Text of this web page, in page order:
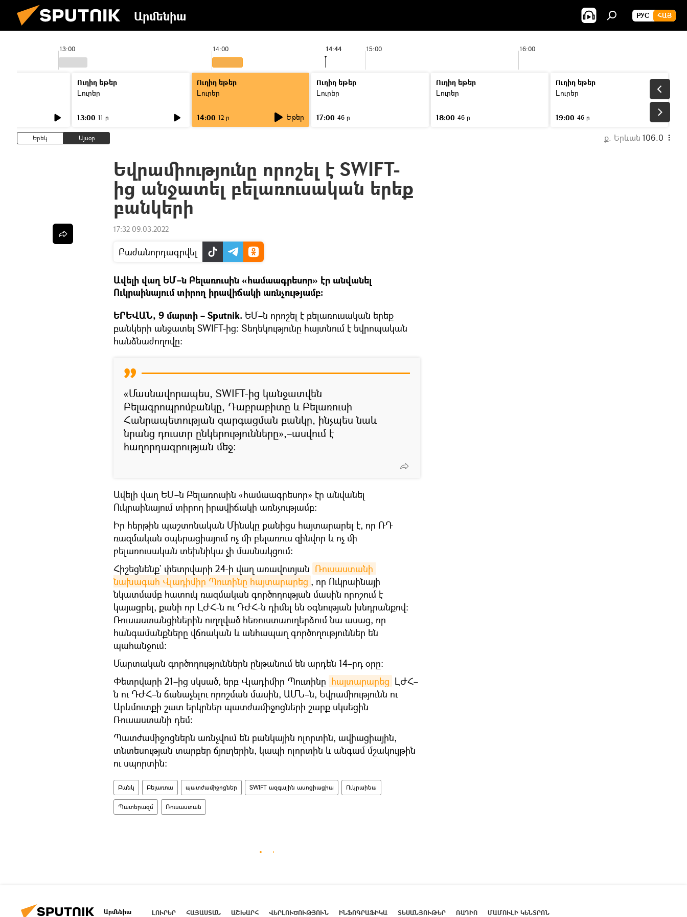
Արմենիա РУС ՀԱՅ
13:00 14:00 15:00 16:00
14:44
Ուղիղ եթեր
Լուրեր
13:00 11 ր
Ուղիղ եթեր
Լուրեր
14:00 12 ր Եթեր
Ուղիղ եթեր
Լուրեր
17:00 46 ր
Ուղիղ եթեր
Լուրեր
18:00 46 ր
Ուղիղ եթեր
Լուրեր
19:00 46 ր
Երեկ Այսօր ք. Երևան 106.0
Եվրամիությունը որոշել է SWIFT-
ից անջատել բելառուսական երեք
բանկերի
17:32 09.03.2022
Բաժանորդագրվել
Ավելի վաղ ԵՄ–ն Բելառուսին «համաագրեսոր» էր անվանել
Ուկրաինայում տիրող իրավիճակի առնչությամբ։
ԵՐԵՎԱՆ, 9 մարտի – Sputnik. ԵՄ–ն որոշել է բելառուսական երեք
բանկերի անջատել SWIFT-ից։ Տեղեկությունը հայտնում է եվրոպական
հանձնաժողովը։
«Մասնավորապես, SWIFT-ից կանջատվեն
Բելագրոպրոմբանկը, Դաբրաբիտը և Բելառուսի
Հանրապետության զարգացման բանկը, ինչպես նաև
նրանց դուստր ընկերությունները»,–ասվում է
հաղորդագրության մեջ։
Ավելի վաղ ԵՄ–ն Բելառուսին «համաագրեսոր» էր անվանել
Ուկրաինայում տիրող իրավիճակի առնչությամբ։
Իր հերթին պաշտոնական Մինսկը քանիցս հայտարարել է, որ ՌԴ
ռազմական օպերացիայում ոչ մի բելառուս զինվոր և ոչ մի
բելառուսական տեխնիկա չի մասնակցում։
Հիշեցնենք` փետրվարի 24-ի վաղ առավոտյան Ռուսաստանի
նախագահ Վլադիմիր Պուտինը հայտարարեց , որ Ուկրաինայի
նկատմամբ հատուկ ռազմական գործողության մասին որոշում է
կայացրել, քանի որ ԼԺՀ-ն ու ԴԺՀ-ն դիմել են օգնության խնդրանքով։
Ռուսաստանցիներին ուղղված հեռուստաուղերձում նա ասաց, որ
հանգամանքները վճռական և անհապաղ գործողություններ են
պահանջում։
Մարտական գործողություններն ընթանում են արդեն 14–րդ օրը։
Փետրվարի 21–ից սկսած, երբ Վլադիմիր Պուտինը հայտարարեց ԼԺՀ–
ն ու ԴԺՀ–ն ճանաչելու որոշման մասին, ԱՄՆ–ն, Եվրամիությունն ու
Արևմուտքի շատ երկրներ պատժամիջոցների շարք սկսեցին
Ռուսաստանի դեմ։
Պատժամիջոցներն առնչվում են բանկային ոլորտին, ավիացիային,
տնտեսության տարբեր ճյուղերին, կապի ոլորտին և անգամ մշակույթին
ու սպորտին։
Բանկ Բելառուս պատժամիջոցներ SWIFT ազգային ասոցիացիա Ուկրաինա
Պատերազմ Ռուսաստան
Արմենիա ԼՈՒՐԵՐ ՀԱՅԱՍՏԱՆ ԱՇԽԱՐՀ ՎԵՐԼՈՒԾՈՒԹՅՈՒՆ ԻՆՖՈԳՐԱՖԻԿԱ ՏԵՍԱՆՅՈՒԹԵՐ ՌԱԴԻՈ ՄԱՄՈՒԼԻ ԿԵՆՏՐՈՆ